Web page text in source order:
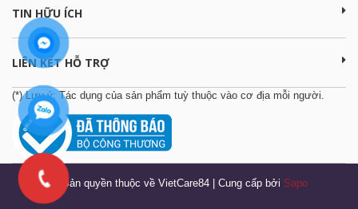
TIN HỮU ÍCH
LIÊN KẾT HỖ TRỢ
(*) Lưu ý: Tác dụng của sản phẩm tuỳ thuộc vào cơ địa mỗi người.
© Bản quyền thuộc về VietCare84 Cung cấp bởi Sapo